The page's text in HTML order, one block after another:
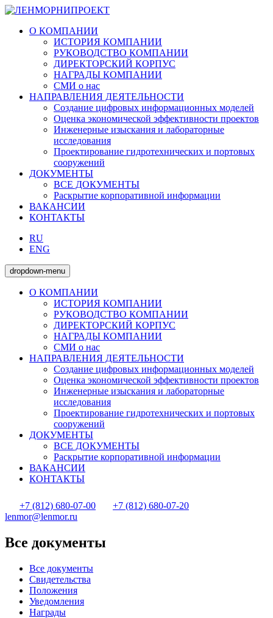
О КОМПАНИИ
ИСТОРИЯ КОМПАНИИ
РУКОВОДСТВО КОМПАНИИ
ДИРЕКТОРСКИЙ КОРПУС
НАГРАДЫ КОМПАНИИ
СМИ о нас
НАПРАВЛЕНИЯ ДЕЯТЕЛЬНОСТИ
Создание цифровых информационных моделей
Оценка экономической эффективности проектов
Инженерные изыскания и лабораторные
исследования
Проектирование гидротехнических и портовых
сооружений
ДОКУМЕНТЫ
ВСЕ ДОКУМЕНТЫ
Раскрытие корпоративной информации
ВАКАНСИИ
КОНТАКТЫ
RU
ENG
dropdown-menu
О КОМПАНИИ
ИСТОРИЯ КОМПАНИИ
РУКОВОДСТВО КОМПАНИИ
ДИРЕКТОРСКИЙ КОРПУС
НАГРАДЫ КОМПАНИИ
СМИ о нас
НАПРАВЛЕНИЯ ДЕЯТЕЛЬНОСТИ
Создание цифровых информационных моделей
Оценка экономической эффективности проектов
Инженерные изыскания и лабораторные
исследования
Проектирование гидротехнических и портовых
сооружений
ДОКУМЕНТЫ
ВСЕ ДОКУМЕНТЫ
Раскрытие корпоративной информации
ВАКАНСИИ
КОНТАКТЫ
+7 (812) 680-07-00
+7 (812) 680-07-20
lenmor@lenmor.ru
Все документы
Все документы
Свидетельства
Положения
Уведомления
Награды